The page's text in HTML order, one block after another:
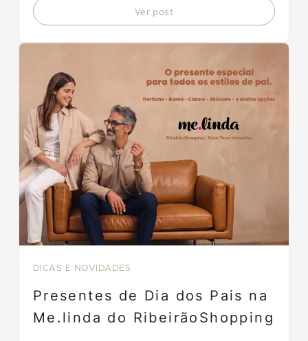
Ver post
DICAS E NOVIDADES
Presentes de Dia dos Pais na
Me.linda do RibeirãoShopping